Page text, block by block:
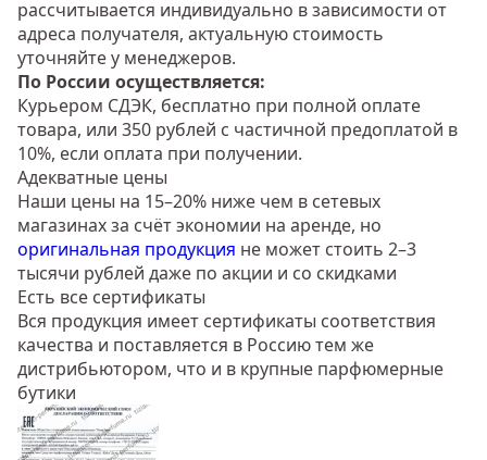
рассчитывается индивидуально в зависимости от
адреса получателя, актуальную стоимость
уточняйте у менеджеров.
По России осуществляется:
Курьером СДЭК, бесплатно при полной оплате
товара, или 350 рублей с частичной предоплатой в
10%, если оплата при получении.
Адекватные цены
Наши цены на 15–20% ниже чем в сетевых
магазинах за счёт экономии на аренде, но
оригинальная продукция не может стоить 2–3
тысячи рублей даже по акции и со скидками
Есть все сертификаты
Вся продукция имеет сертификаты соответствия
качества и поставляется в Россию тем же
дистрибьютором, что и в крупные парфюмерные
бутики